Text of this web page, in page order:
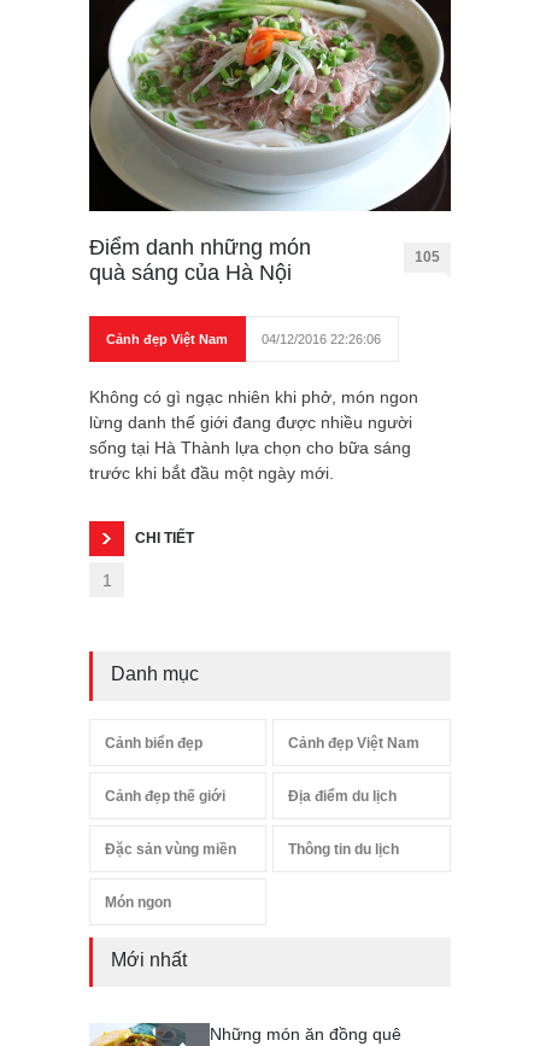
Điểm danh những món
quà sáng của Hà Nội
105
Cảnh đẹp Việt Nam 04/12/2016 22:26:06
Không có gì ngạc nhiên khi phở, món ngon
lừng danh thế giới đang được nhiều người
sống tại Hà Thành lựa chọn cho bữa sáng
trước khi bắt đầu một ngày mới.
CHI TIẾT
1
Danh mục
Cảnh biển đẹp Cảnh đẹp Việt Nam
Cảnh đẹp thế giới Địa điểm du lịch
Đặc sản vùng miền Thông tin du lịch
Món ngon
Mới nhất
Những món ăn đồng quê